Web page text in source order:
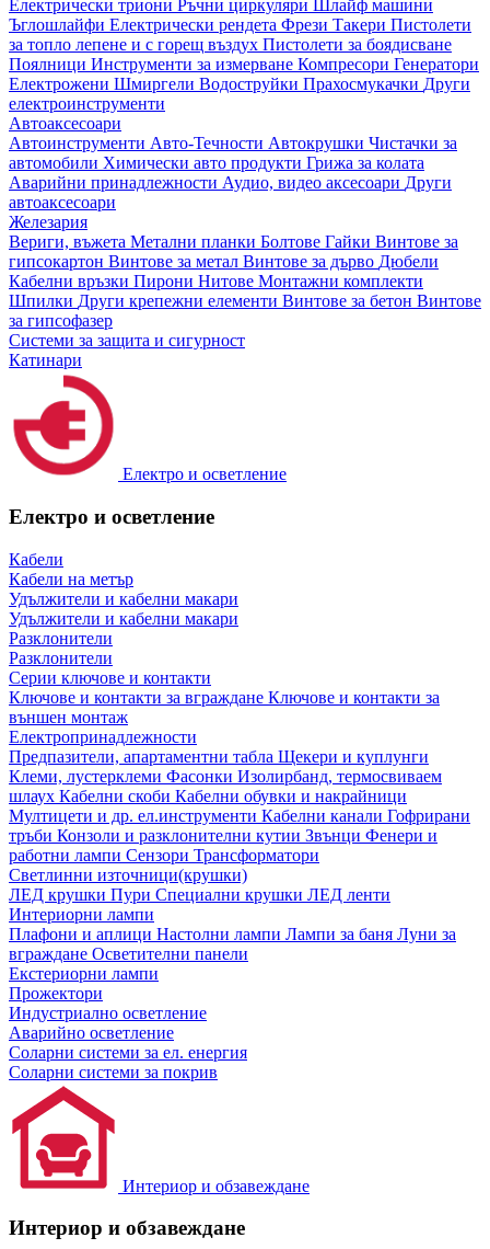
Електрически триони Ръчни циркуляри
Шлайф машини
Ъглошлайфи Електрически рендета Фрези Такери Пистолети
за топло лепене и с горещ въздух Пистолети за боядисване
Поялници Инструменти за измерване Компресори Генератори
Електрожени Шмиргели Водоструйки Прахосмукачки Други
електроинструменти
Автоаксесоари
Автоинструменти Авто-Течности Автокрушки Чистачки за
автомобили Химически авто продукти Грижа за колата
Аварийни принадлежности Аудио, видео аксесоари Други
автоаксесоари
Железария
Вериги, въжета Метални планки Болтове Гайки Винтове за
гипсокартон Винтове за метал Винтове за дърво Дюбели
Кабелни връзки Пирони Нитове Монтажни комплекти
Шпилки Други крепежни елементи Винтове за бетон Винтове
за гипсофазер
Системи за защита и сигурност
Катинари
Електро и осветление
Електро и осветление
Кабели
Кабели на метър
Удължители и кабелни макари
Удължители и кабелни макари
Разклонители
Разклонители
Серии ключове и контакти
Ключове и контакти за вграждане Ключове и контакти за
външен монтаж
Електропринадлежности
Предпазители, апартаментни табла Щекери и куплунги
Клеми, лустерклеми Фасонки Изолирбанд, термосвиваем
шлаух Кабелни скоби Кабелни обувки и накрайници
Мултицети и др. ел.инструменти Кабелни канали Гофрирани
тръби Конзоли и разклонителни кутии Звънци Фенери и
работни лампи Сензори Трансформатори
Светлинни източници(крушки)
ЛЕД крушки Пури Специални крушки ЛЕД ленти
Интериорни лампи
Плафони и аплици Настолни лампи Лампи за баня Луни за
вграждане Осветителни панели
Екстериорни лампи
Прожектори
Индустриално осветление
Аварийно осветление
Соларни системи за ел. енергия
Соларни системи за покрив
Интериор и обзавеждане
Интериор и обзавеждане